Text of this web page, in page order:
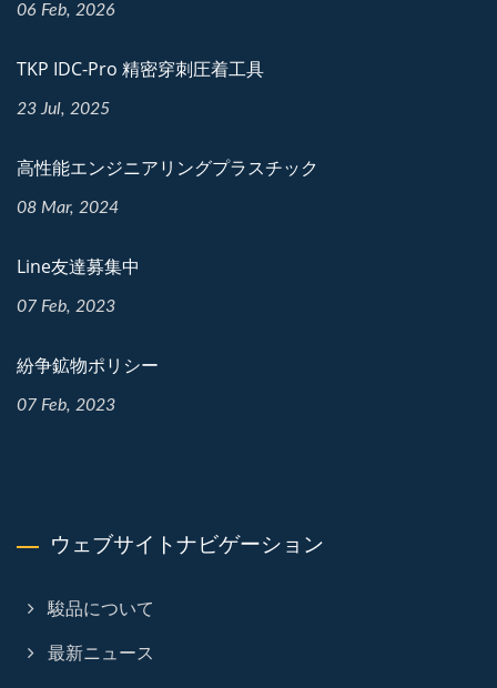
06 Feb, 2026
TKP IDC-Pro 精密穿刺圧着工具
23 Jul, 2025
高性能エンジニアリングプラスチック
08 Mar, 2024
Line友達募集中
07 Feb, 2023
紛争鉱物ポリシー
07 Feb, 2023
ウェブサイトナビゲーション
駿品について
最新ニュース